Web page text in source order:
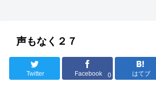
声もなく２７
Twitter Facebook 0 はてブ